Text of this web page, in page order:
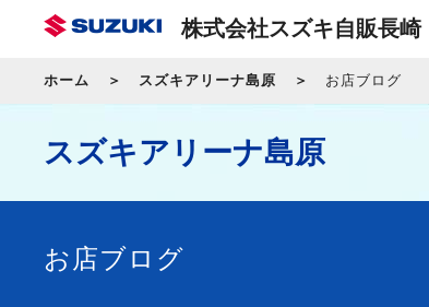
株式会社スズキ自販長崎
ホーム スズキアリーナ島原 お店ブログ
スズキアリーナ島原
お店ブログ